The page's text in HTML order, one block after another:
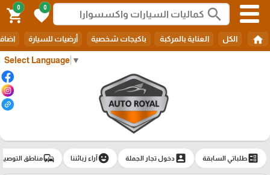
Select Language ▼
search
0
favorite
0
shopping_cart
home الكل العناية بالمركبة باكيجات شخصية أرضيات للسيارة
ballotطلباتي السابقة account_boxدخول تجار الجملة emoji_emotionsآراء زبائننا commuteمناطق